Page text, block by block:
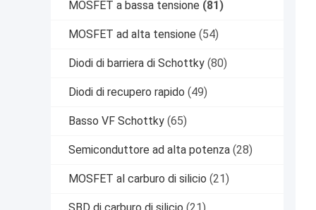
MOSFET a bassa tensione (81)
MOSFET ad alta tensione (54)
Diodi di barriera di Schottky (80)
Diodi di recupero rapido (49)
Basso VF Schottky (65)
Semiconduttore ad alta potenza (28)
MOSFET al carburo di silicio (21)